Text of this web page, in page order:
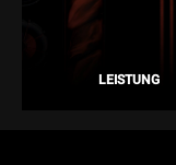
LEISTUNG